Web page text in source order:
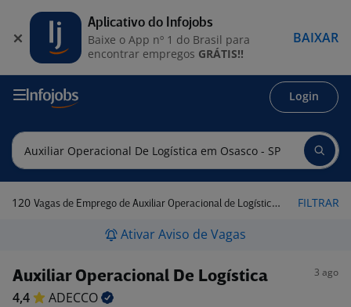
Login
120 Vagas de Emprego de Auxiliar Operacional de Logística em Osasco - SP FILTRAR
Ativar Aviso de Vagas
Auxiliar Operacional De Logística 3 ago
4,4
ADECCO
Aplicativo do Infojobs
Baixe o App nº 1 do Brasil para
encontrar empregos GRÁTIS!!
BAIXAR